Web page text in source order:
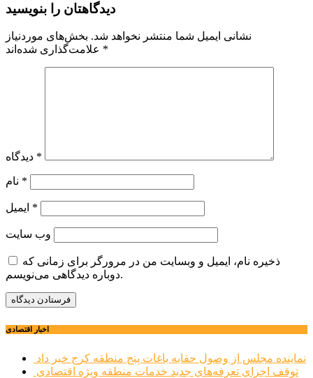
دیدگاهتان را بنویسید
نشانی ایمیل شما منتشر نخواهد شد. بخش‌های موردنیاز
*
*
*
*
وب‌ سایت
ذخیره نام، ایمیل و وبسایت من در مرورگر برای زمانی که
دوباره دیدگاهی می‌نویسم.
اخبار اقتصادی
نماینده مجلس از وصول حقابه باغات پنج منطقه کرج خبر داد